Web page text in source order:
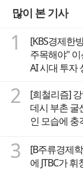
많이 본 기사
1
[KBS경제한
주목해야"
AI 시대 투자
2
[희철리즘]
데시 부촌 굴
인 모습에 충
3
[B주류경제
에 JTBC가